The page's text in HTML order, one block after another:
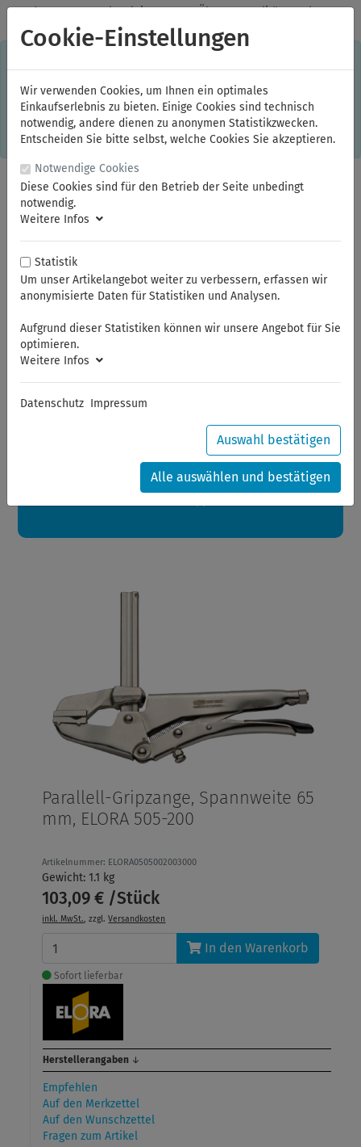
✓Jeden Monat starke Aktionen ✓Über 20 Qualitätsmarken ✓
Kostenlose Lieferung im Inland ab 150,00 Euro Bruttowarenwert
Einkaufserlebnis. Dabei werden beispielsweise die Session-
Informationen oder die Spracheinstellung auf Ihrem Rechner
gespeichert. Ohne Cookies ist der Funktionsumfang des
Online-Shops eingeschränkt. Sind Sie damit nicht
einverstanden, klicken Sie bitte hier.
Sommerferien
Sehr geehrte Kunden,
Ihre Bestellungen in diesem Zeitraum werden ab dem
24.08.2026 verschickt.
Eine schöne Sommerpause
Parallell-Gripzange, Spannweite 65
mm, ELORA 505-200
Artikelnummer: ELORA0505002003000
Gewicht: 1.1 kg
103,09 € /Stück
inkl. MwSt., zzgl.Versandkosten
In den Warenkorb
Sofort lieferbar
Herstellerangaben ↓
Empfehlen
Auf den Merkzettel
Auf den Wunschzettel
Fragen zum Artikel
Cookie-Einstellungen
Wir verwenden Cookies, um Ihnen ein optimales
Einkaufserlebnis zu bieten. Einige Cookies sind technisch
notwendig, andere dienen zu anonymen Statistikzwecken.
Entscheiden Sie bitte selbst, welche Cookies Sie akzeptieren.
Notwendige Cookies
Diese Cookies sind für den Betrieb der Seite unbedingt
notwendig.
Weitere Infos
Statistik
Um unser Artikelangebot weiter zu verbessern, erfassen wir
anonymisierte Daten für Statistiken und Analysen.
Aufgrund dieser Statistiken können wir unsere Angebot für Sie
optimieren.
Weitere Infos
Datenschutz Impressum
Auswahl bestätigen
Alle auswählen und bestätigen